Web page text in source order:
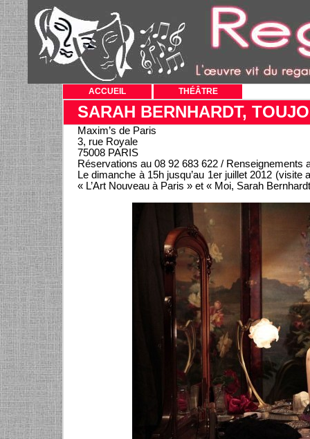
ACCUEIL THÉÂTRE
SARAH BERNHARDT,
Maxim’s de Paris
3, rue Royale
75008 PARIS
Réservations au 08 92 683 622 / Renseignements
Le dimanche à 15h jusqu’au 1er juillet 2012
« L’Art Nouveau à Paris » et « Moi, Sarah